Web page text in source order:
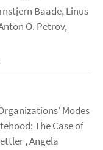
Baade, Linus
O. Petrov,
Modes
The Case of
, Angela